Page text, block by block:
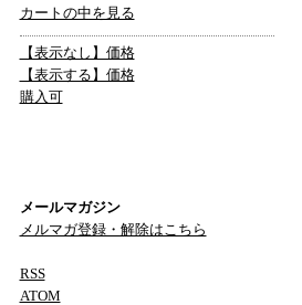
カートの中を見る
【表示なし】価格
【表示する】価格
購入可
メールマガジン
メルマガ登録・解除はこちら
RSS
ATOM